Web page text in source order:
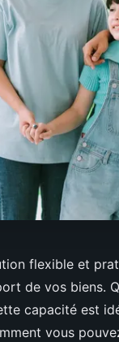
flexible et
de vos biens.
capacité est
vous